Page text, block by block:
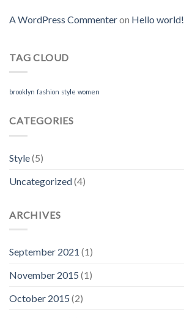
A WordPress Commenteron Hello world!
TAG CLOUD
brooklyn fashion style women
CATEGORIES
Style(5)
Uncategorized(4)
ARCHIVES
September 2021 (1)
November 2015 (1)
October 2015 (2)